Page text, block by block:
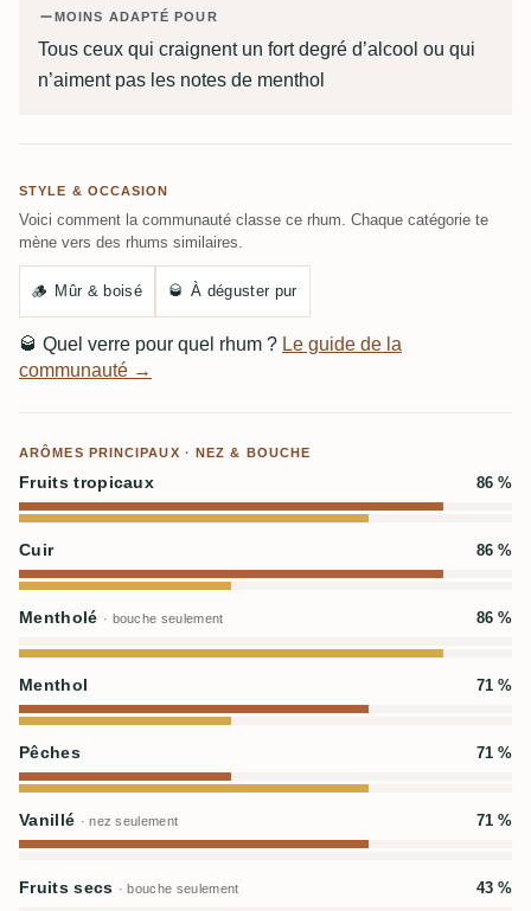
MOINS ADAPTÉ POUR
Tous ceux qui craignent un fort degré d’alcool ou qui
n’aiment pas les notes de menthol
STYLE & OCCASION
Voici comment la communauté classe ce rhum. Chaque catégorie te
mène vers des rhums similaires.
🪵 Mûr & boisé 🥃 À déguster pur
🥃 Quel verre pour quel rhum ? Le guide de la
communauté →
ARÔMES PRINCIPAUX · NEZ & BOUCHE
Fruits tropicaux 86 %
Cuir 86 %
Mentholé · bouche seulement 86 %
Menthol 71 %
Pêches 71 %
Vanillé · nez seulement 71 %
Fruits secs · bouche seulement 43 %